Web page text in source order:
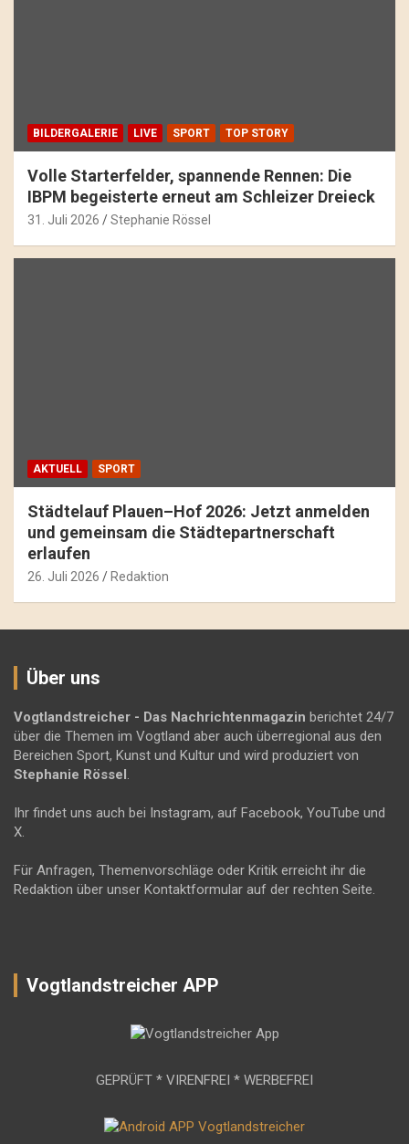
BILDERGALERIE LIVE SPORT TOP STORY
Volle Starterfelder, spannende Rennen: Die
IBPM begeisterte erneut am Schleizer Dreieck
31. Juli 2026 Stephanie Rössel
AKTUELL SPORT
Städtelauf Plauen–Hof 2026: Jetzt anmelden
und gemeinsam die Städtepartnerschaft
erlaufen
26. Juli 2026 Redaktion
Über uns
Vogtlandstreicher - Das Nachrichtenmagazin berichtet 24/7
über die Themen im Vogtland aber auch überregional aus den
Bereichen Sport, Kunst und Kultur und wird produziert von
Stephanie Rössel.
Ihr findet uns auch bei Instagram, auf Facebook, YouTube und
X.
Für Anfragen, Themenvorschläge oder Kritik erreicht ihr die
Redaktion über unser Kontaktformular auf der rechten Seite.
Vogtlandstreicher APP
GEPRÜFT * VIRENFREI * WERBEFREI